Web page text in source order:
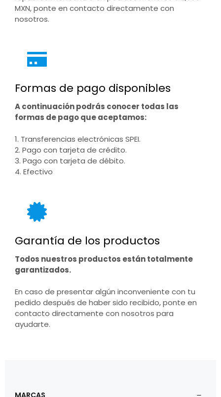
MXN, ponte en contacto directamente con
nosotros.
Formas de pago disponibles
A continuación podrás conocer todas las
formas de pago que aceptamos:
1. Transferencias electrónicas SPEI.
2. Pago con tarjeta de crédito.
3. Pago con tarjeta de débito.
4. Efectivo
Garantía de los productos
Todos nuestros productos están totalmente
garantizados.
En caso de presentar algún inconveniente con tu
pedido después de haber sido recibido, ponte en
contacto directamente con nosotros para
ayudarte.